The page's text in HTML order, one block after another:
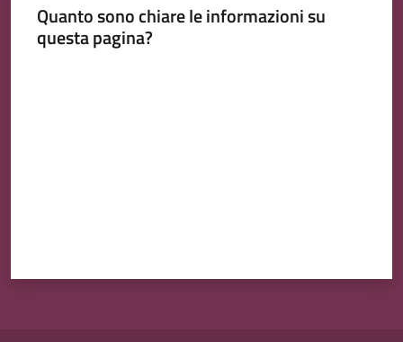
Quanto sono chiare le informazioni su
questa pagina?